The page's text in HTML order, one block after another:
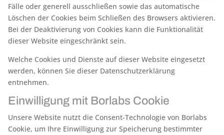
Fälle oder generell ausschließen sowie das automatische
Löschen der Cookies beim Schließen des Browsers aktivieren.
Bei der Deaktivierung von Cookies kann die Funktionalität
dieser Website eingeschränkt sein.
Welche Cookies und Dienste auf dieser Website eingesetzt
werden, können Sie dieser Datenschutzerklärung
entnehmen.
Einwilligung mit Borlabs Cookie
Unsere Website nutzt die Consent-Technologie von Borlabs
Cookie, um Ihre Einwilligung zur Speicherung bestimmter